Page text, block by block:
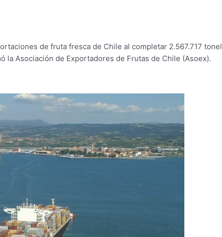
de fruta fresca de Chile al completar 2.567.717
la Asociación de Exportadores de Frutas de Chile (Asoex).